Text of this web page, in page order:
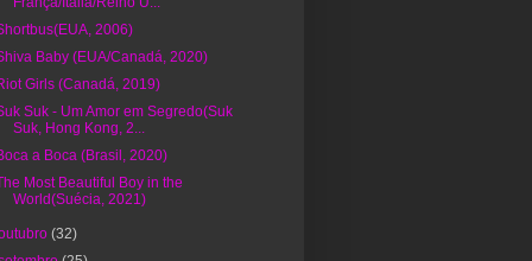
2006)
Baby (EUA/Canadá, 2020)
Girls (Canadá, 2019)
Suk - Um Amor em Segredo(Suk
Suk, Hong Kong, 2...
a Boca (Brasil, 2020)
Most Beautiful Boy in the
World(Suécia, 2021)
(32)